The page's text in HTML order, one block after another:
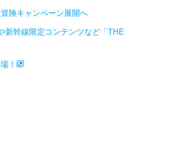
険キャンペーン展開へ
新幹線限定コンテンツなど「THE
！